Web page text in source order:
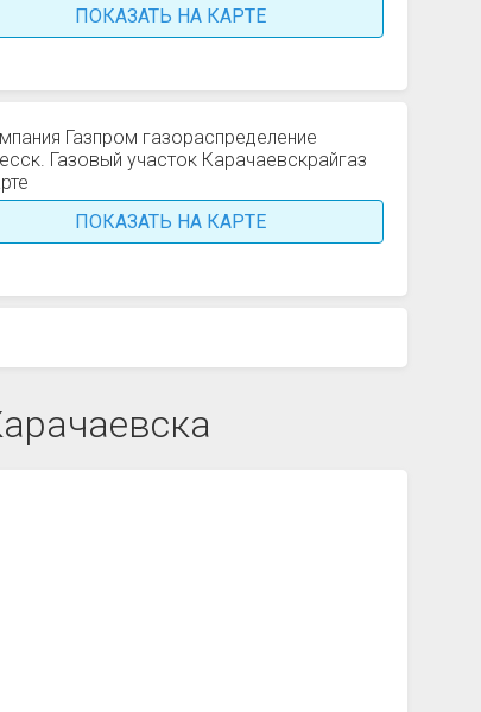
ПОКАЗАТЬ НА КАРТЕ
ПОКАЗАТЬ НА КАРТЕ